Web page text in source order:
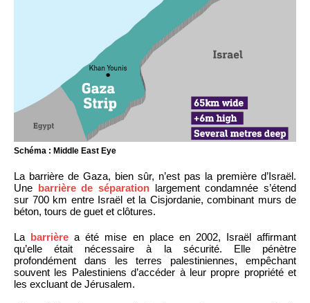
Schéma : Middle East Eye
La barrière de Gaza, bien sûr, n’est pas la première d’Israël.
Une barrière de séparation largement condamnée s’étend
sur 700 km entre Israël et la Cisjordanie, combinant murs de
béton, tours de guet et clôtures.
La barrière a été mise en place en 2002, Israël affirmant
qu’elle était nécessaire à la sécurité. Elle pénètre
profondément dans les terres palestiniennes, empêchant
souvent les Palestiniens d’accéder à leur propre propriété et
les excluant de Jérusalem.